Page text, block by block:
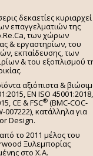
δεκαετίες κυριαρχεί
επαγγελματιών της
των χώρων
& εργαστηρίων, του
εκπαίδευσης, των
& του εξοπλισμού
αξιόπιστα &
EN ISO 45001:2018,
CE & FSC® (BMC-COC-
007222), κατάλληλα για
Design.
από το 2011 μέλος του
Ξυλεμπορίας
στο Χ.A.